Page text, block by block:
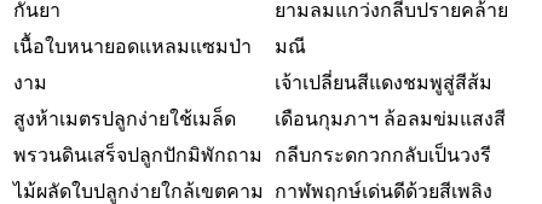
กันยา
เนื้อใบหนายอดแหลมแซมป่า
งาม
สูงห้าเมตรปลูกง่ายใช้เมล็ด
พรวนดินเสร็จปลูกปักมิพักถาม
ไม้ผลัดใบปลูกง่ายใกล้เขตคาม
ยามลมแกว่งกลีบปรายคล้าย
มณี
เจ้าเปลี่ยนสีแดงชมพูสู่สีส้ม
เดือนกุมภาฯ ล้อลมข่มแสงสี
กลีบกระดกวกกลับเป็นวงรี
กาฬพฤกษ์เด่นดีด้วยสีเพลิง